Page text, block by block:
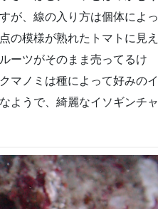
が、線の入り方は個体によっ
の模様が熟れたトマトに見え
ーツがそのまま売ってるけ
マノミは種によって好みのイ
ようで、綺麗なイソギンチャ